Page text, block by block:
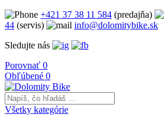
+421 37 38 11 584 (predajňa)
44 (servis)
info@dolomitybike.sk
Sledujte nás
Porovnať 0
Obľúbené 0
Všetky kategórie